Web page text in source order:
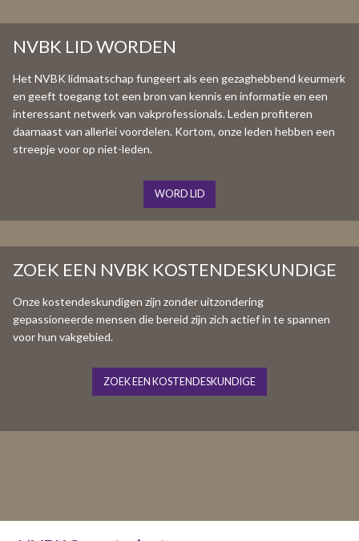
NVBK LID WORDEN
Het NVBK lidmaatschap fungeert als een gezaghebbend keurmerk
en geeft toegang tot een bron van kennis en informatie en een
interessant netwerk van vakprofessionals. Leden profiteren
daarnaast van allerlei voordelen. Kortom, onze leden hebben een
streepje voor op niet-leden.
WORD LID
ZOEK EEN NVBK KOSTENDESKUNDIGE
Onze kostendeskundigen zijn zonder uitzondering
gepassioneerde mensen die bereid zijn zich actief in te spannen
voor hun vakgebied.
ZOEK EEN KOSTENDESKUNDIGE